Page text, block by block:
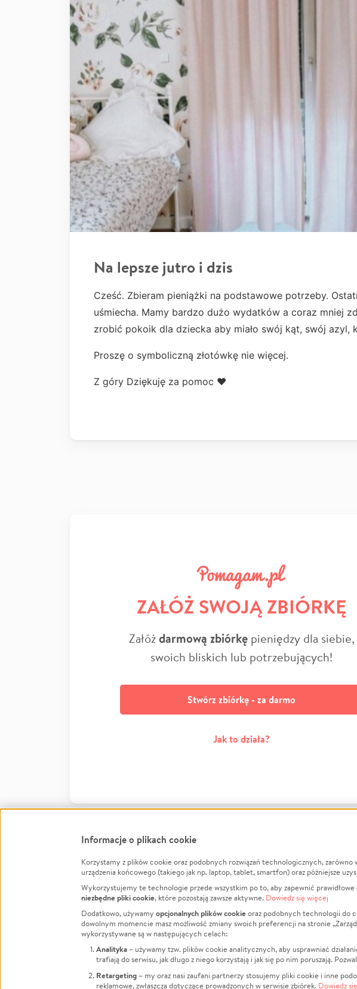
Na lepsze jutro i dzis
Cześć. Zbieram pieniążki na podstawowe potrzeby.
uśmiecha. Mamy bardzo dużo wydatków a coraz mniej
zrobić pokoik dla dziecka aby miało swój kąt, swój azyl,
Proszę o symboliczną złotówkę nie więcej.
Z góry Dziękuję za pomoc ❤️
ZAŁÓŻ SWOJĄ ZBIÓRKĘ
Załóżdarmową zbiórkępieniędzy dla siebie,
swoich bliskich lub potrzebujących!
Stwórz zbiórkę - za darmo
Jak to działa?
FacebookTwitter Instagram
LinkedInTikTok Youtube
Informacje
Jak to działa?
Regulamin
Polityka Prywatności
Kontakt
Porównanie serwisów
Informacje o plikach cookie
Korzystamy z plików cookie oraz podobnych rozwiązań technologicznych,
urządzenia końcowego (takiego jak np. laptop, tablet, smartfon) oraz późniejsze
Wykorzystujemy te technologie przede wszystkim po to, aby zapewnić
niezbędne pliki cookie, które pozostają zawsze aktywne. Dowiedz się więcej
Dodatkowo, używamy opcjonalnych plików cookieoraz podobnych technologii do
dowolnym momencie masz możliwość zmiany swoich preferencji na stronie
wykorzystywane są w następujących celach:
Analityka – używamy tzw. plików cookie analitycznych, aby usprawniać
trafiają do serwisu, jak długo z niego korzystają i jak się po nim poruszają.
Retargeting – my oraz nasi zaufani partnerzy stosujemy pliki cookie i inne
reklamowe, zwłaszcza dotyczące prowadzonych w serwisie zbiórek. Dowiedz